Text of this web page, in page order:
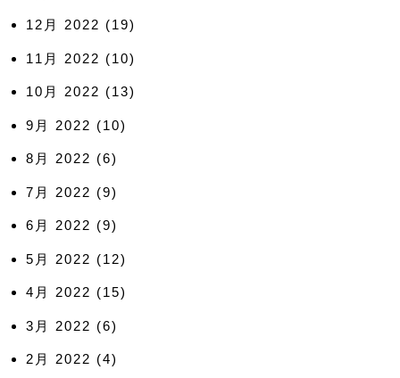
12月 2022 (19)
11月 2022 (10)
10月 2022 (13)
9月 2022 (10)
8月 2022 (6)
7月 2022 (9)
6月 2022 (9)
5月 2022 (12)
4月 2022 (15)
3月 2022 (6)
2月 2022 (4)